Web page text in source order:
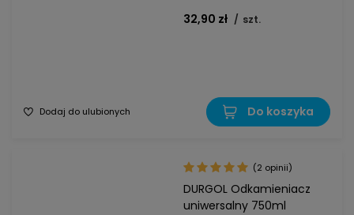
32,90 zł / szt.
Dodaj do ulubionych Do koszyka
DURGOL Odkamieniacz
uniwersalny 750ml
(2 opinii)